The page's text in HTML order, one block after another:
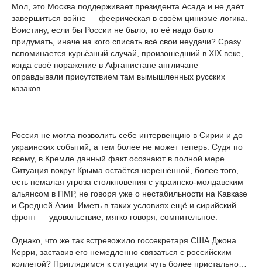
Мол, это Москва поддерживает президента Асада и не даёт
завершиться войне — феерическая в своём цинизме логика.
Воистину, если бы России не было, то её надо было
придумать, иначе на кого списать всё свои неудачи? Сразу
вспоминается курьёзный случай, произошедший в XIX веке,
когда своё поражение в Афганистане англичане
оправдывали присутствием там вымышленных русских
казаков.
Россия не могла позволить себе интервенцию в Сирии и до
украинских событий, а тем более не может теперь. Судя по
всему, в Кремле данный факт осознают в полной мере.
Ситуация вокруг Крыма остаётся нерешённой, более того,
есть немалая угроза столкновения с украинско-молдавским
альянсом в ПМР, не говоря уже о нестабильности на Кавказе
и Средней Азии. Иметь в таких условиях ещё и сирийский
фронт — удовольствие, мягко говоря, сомнительное.
Однако, что же так встревожило госсекретаря США Джона
Керри, заставив его немедленно связаться с российским
коллегой? Приглядимся к ситуации чуть более пристально…